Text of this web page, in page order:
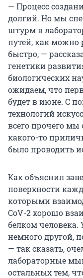
— Процесс
долгий. Но мы
штурм в
путей, как можно
быстро, —
генетики
биологических
ожидаем, что
будет в июне. С
технологий
всего прочего мы
какого-то
было проводить
Как объяснил
поверхности
которыми
CoV-2 хорошо
белком
немного другой,
— так сказать,
лабораторные
остальных тем,